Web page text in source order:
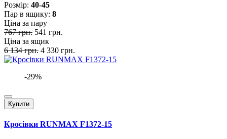
Розмiр: 40-45
Пар в ящику: 8
Ціна за пару
767 грн. 541 грн.
Ціна за ящик
6 134 грн. 4 330 грн.
-29%
Купити
Кросівки RUNMAX F1372-15